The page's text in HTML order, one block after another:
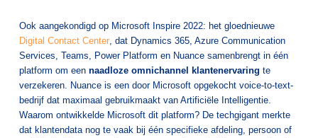
Ook aangekondigd op Microsoft Inspire 2022: het gloednieuwe
Digital Contact Center, dat Dynamics 365, Azure Communication
Services, Teams, Power Platform en Nuance samenbrengt in één
platform om een naadloze omnichannel klantenervaring te
verzekeren. Nuance is een door Microsoft opgekocht voice-to-text-
bedrijf dat maximaal gebruikmaakt van Artificiële Intelligentie.
Waarom ontwikkelde Microsoft dit platform? De techgigant merkte
dat klantendata nog te vaak bij één specifieke afdeling, persoon of